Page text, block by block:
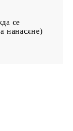
се
нанасяне)